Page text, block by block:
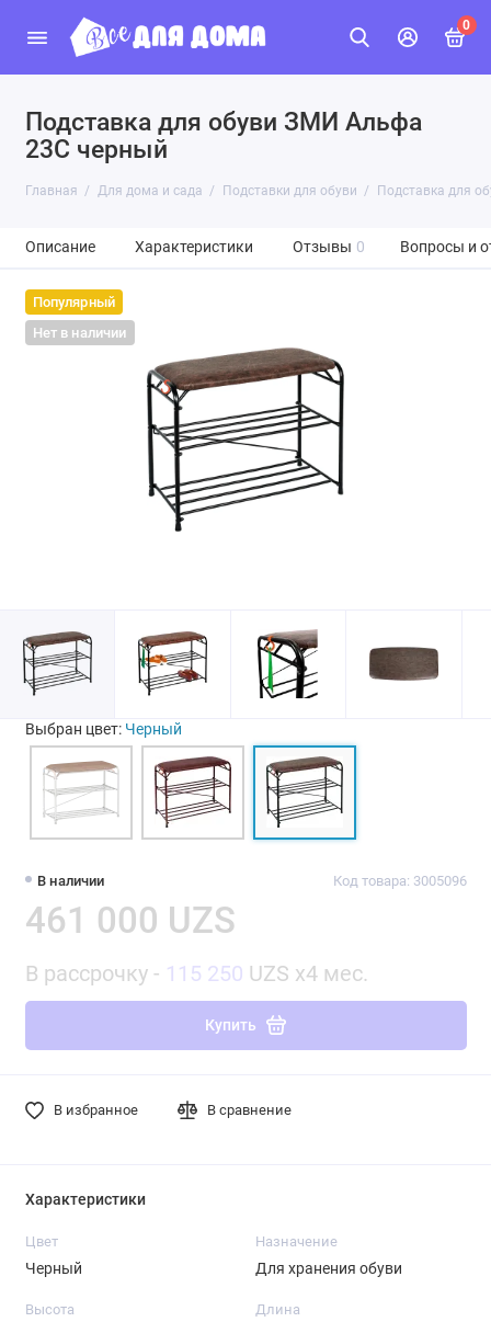
0
Подставка для обуви ЗМИ Альфа
23C черный
Главная Для дома и сада Подставки для обуви Подставка для
Описание Характеристики Отзывы 0 Вопросы и
Популярный
Нет в наличии
В наличии Код товара: 3005096
461 000 UZS
В рассрочку - 115 250 UZS x4 мес.
Купить
В избранное В сравнение
Выбран цвет: Черный
Характеристики
Цвет
Черный
Назначение
Для хранения обуви
Высота Длина